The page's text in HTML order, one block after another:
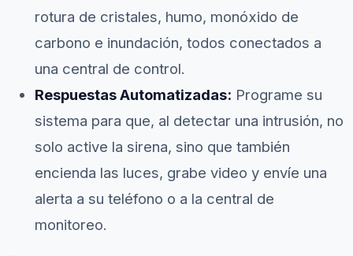
rotura de cristales, humo, monóxido de
carbono e inundación, todos conectados a
una central de control.
Respuestas Automatizadas: Programe su
sistema para que, al detectar una intrusión, no
solo active la sirena, sino que también
encienda las luces, grabe video y envíe una
alerta a su teléfono o a la central de
monitoreo.